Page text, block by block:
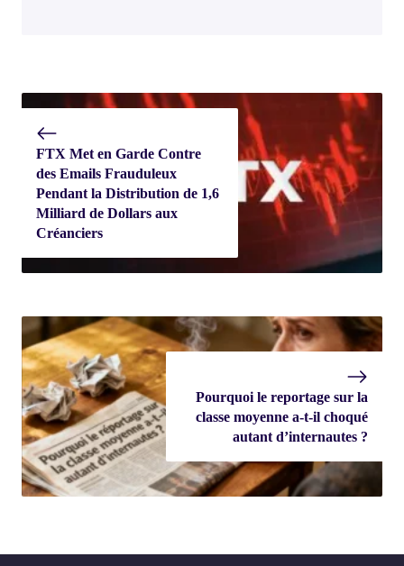
FTX Met en Garde Contre
des Emails Frauduleux
Pendant la Distribution de 1,6
Milliard de Dollars aux
Créanciers
Pourquoi le reportage sur la
classe moyenne a-t-il choqué
autant d’internautes ?